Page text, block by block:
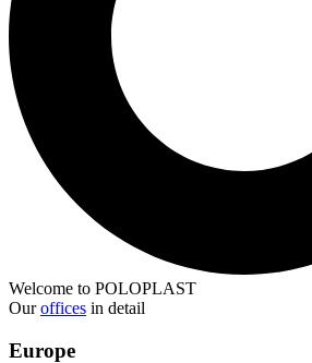
Welcome to POLOPLAST
Ouroffices in detail
Europe